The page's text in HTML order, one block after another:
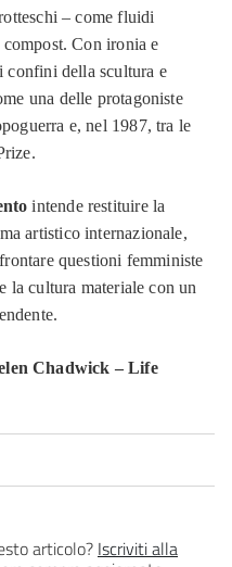
– come fluidi
Con ironia e
confini della scultura e
una delle protagoniste
e, nel 1987, tra le
intende restituire la
artistico internazionale,
questioni femministe
la cultura materiale con un
Chadwick – Life
articolo? Iscriviti alla